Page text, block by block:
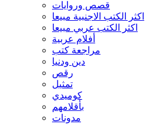
قصص وروايات
اكثر الكتب الاجنبية مبيعا
اكثر الكتب عربي مبيعا
أفلام عربية
مراجعة كتب
دين ودنيا
رقص
تمثيل
كوميدي
بأقلامهم
مدونات